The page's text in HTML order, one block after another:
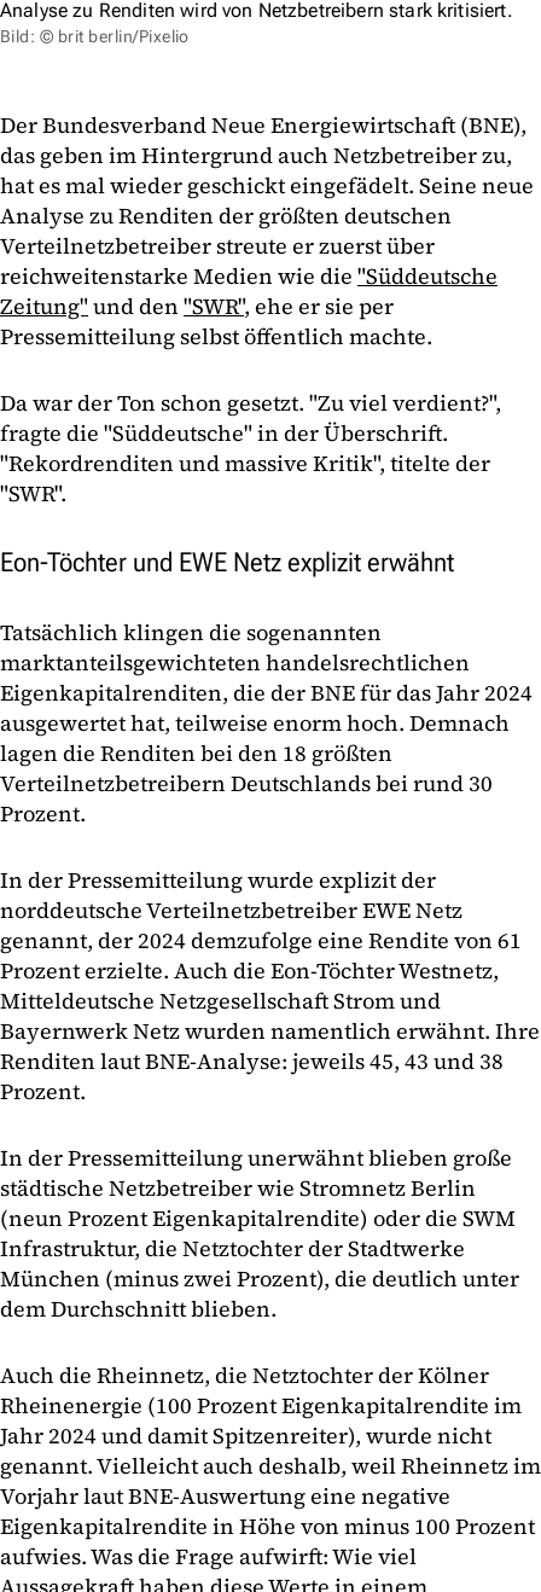
Analyse zu Renditen wird von Netzbetreibern stark kritisiert.
Bild: © brit berlin/Pixelio
Der Bundesverband Neue Energiewirtschaft (BNE),
das geben im Hintergrund auch Netzbetreiber zu,
hat es mal wieder geschickt eingefädelt. Seine neue
Analyse zu Renditen der größten deutschen
Verteilnetzbetreiber streute er zuerst über
reichweitenstarke Medien wie die "Süddeutsche
Zeitung"und den "SWR", ehe er sie per
Pressemitteilung selbst öffentlich machte.
Da war der Ton schon gesetzt. "Zu viel verdient?",
fragte die "Süddeutsche" in der Überschrift.
"Rekordrenditen und massive Kritik", titelte der
"SWR".
Eon-Töchter und EWE Netz explizit erwähnt
Tatsächlich klingen die sogenannten
marktanteilsgewichteten handelsrechtlichen
Eigenkapitalrenditen, die der BNE für das Jahr 2024
ausgewertet hat, teilweise enorm hoch. Demnach
lagen die Renditen bei den 18 größten
Verteilnetzbetreibern Deutschlands bei rund 30
Prozent.
In der Pressemitteilung wurde explizit der
norddeutsche Verteilnetzbetreiber EWE Netz
genannt, der 2024 demzufolge eine Rendite von 61
Prozent erzielte. Auch die Eon-Töchter Westnetz,
Mitteldeutsche Netzgesellschaft Strom und
Bayernwerk Netz wurden namentlich erwähnt. Ihre
Renditen laut BNE-Analyse: jeweils 45, 43 und 38
Prozent.
In der Pressemitteilung unerwähnt blieben große
städtische Netzbetreiber wie Stromnetz Berlin
(neun Prozent Eigenkapitalrendite) oder die SWM
Infrastruktur, die Netztochter der Stadtwerke
München (minus zwei Prozent), die deutlich unter
dem Durchschnitt blieben.
Auch die Rheinnetz, die Netztochter der Kölner
Rheinenergie (100 Prozent Eigenkapitalrendite im
Jahr 2024 und damit Spitzenreiter), wurde nicht
genannt. Vielleicht auch deshalb, weil Rheinnetz im
Vorjahr laut BNE-Auswertung eine negative
Eigenkapitalrendite in Höhe von minus 100 Prozent
aufwies. Was die Frage aufwirft: Wie viel